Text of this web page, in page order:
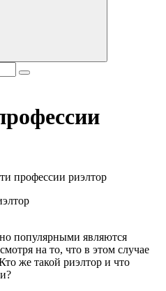
профессии риэлтор
популярными являются
на то, что в этом случае
же такой риэлтор и что